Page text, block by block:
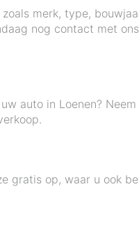
merk, type,
nog contact met
auto in Loenen?
gratis op, waar u ook